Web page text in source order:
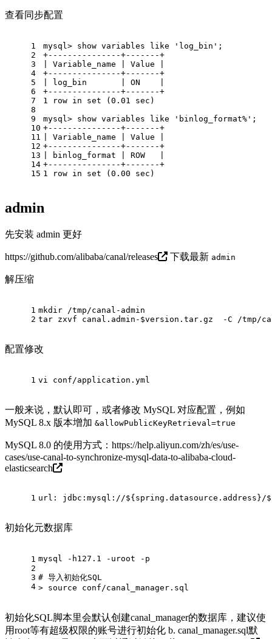
查看同步配置
1
2
3
4
5
6
7
8
9
10
11
12
13
14
15
mysql> show variables like 'log_bin' ;
+---------------+-------+
Variable_name Value
+---------------+-------+
log_bin ON
+---------------+-------+
1
row in set ( 0.01 sec)
mysql> show variables like 'binlog_format%' ;
+---------------+-------+
Variable_name Value
+---------------+-------+
binlog_format ROW
+---------------+-------+
1
row in set ( 0.00 sec)
admin
先安装 admin 更好
https://github.com/alibaba/canal/releases 下载最新 admin
解压缩
1
2
mkdir /tmp/canal-admin
tar zxvf canal.admin-$version.tar.gz  -C /tmp/
配置修改
1 vi conf/application.yml
一般来说，默认即可，或者修改 MySQL 对应配置，例如
MySQL 8.x 版本增加 &allowPublicKeyRetrieval=true
MySQL 8.0 的使用方式： https://help.aliyun.com/zh/es/use-
cases/use-canal-to-synchronize-mysql-data-to-alibaba-cloud-
elasticsearch
1 url: jdbc:mysql://${spring.datasource.address}/
初始化元数据库
1
2
3
4
mysql -h127.1 -uroot -p
# 导入初始化SQL
> source conf/canal_manager.sql
初始化SQL脚本里会默认创建canal_manager的数据库，建议使
用root等有超级权限的账号进行初始化 b. canal_manager.sql默